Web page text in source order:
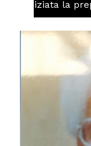
iniziata la